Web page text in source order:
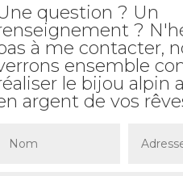
question ? Un
?
à me contacter,
ensemble
le bijou alpin
argent de vos